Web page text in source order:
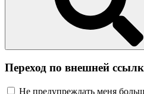
Переход по внешней
Не предупреждать меня